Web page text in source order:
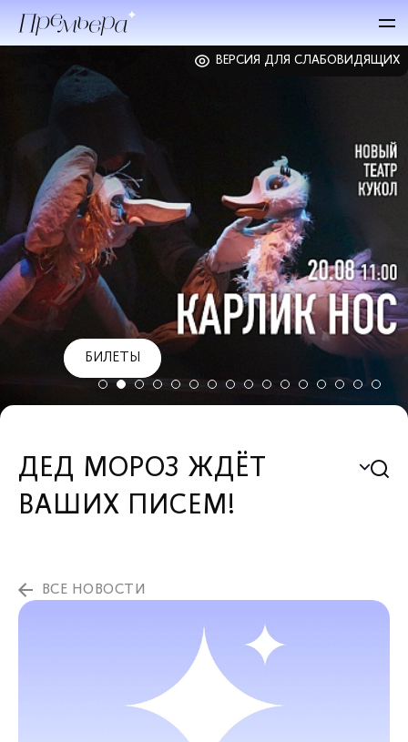
ВЕРСИЯ ДЛЯ СЛАБОВИДЯЩИХ
БИЛЕТЫ
ДЕД МОРОЗ ЖДЁТ
ВАШИХ ПИСЕМ!
ВСЕ НОВОСТИ